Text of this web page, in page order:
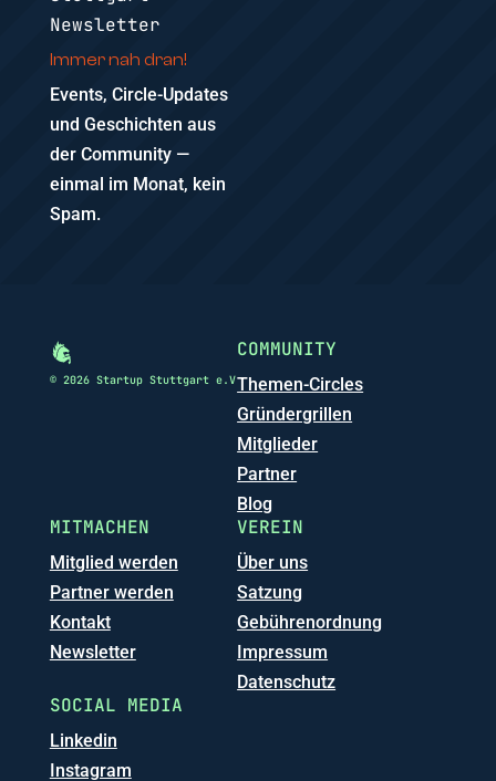
Newsletter
Immer nah dran!
Events, Circle-Updates
und Geschichten aus
der Community —
einmal im Monat, kein
Spam.
© 2026 Startup Stuttgart e.V
COMMUNITY
Themen-Circles
Gründergrillen
Mitglieder
Partner
Blog
MITMACHEN
Mitglied werden
Partner werden
Kontakt
Newsletter
VEREIN
Über uns
Satzung
Gebührenordnung
Impressum
Datenschutz
SOCIAL MEDIA
Linkedin
Instagram